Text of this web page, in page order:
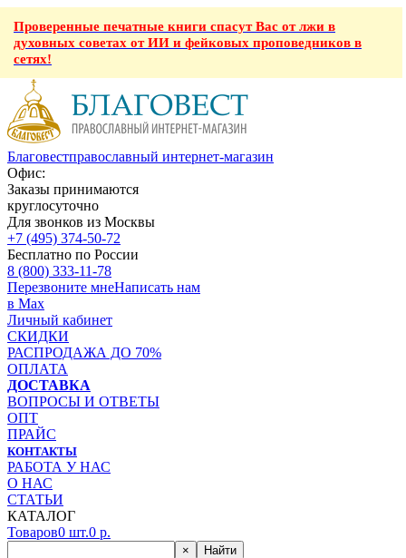
Проверенные печатные книги спасут Вас от лжи в
духовных советах от ИИ и фейковых проповедников в
сетях!
Благовестправославный интернет-магазин
Офис:
Заказы принимаются
круглосуточно
Для звонков из Москвы
+7 (495) 374-50-72
Бесплатно по России
8 (800) 333-11-78
Перезвоните мнеНаписать нам
в Max
Личный кабинет
СКИДКИ
РАСПРОДАЖА ДО 70%
ОПЛАТА
ДОСТАВКА
ВОПРОСЫ И ОТВЕТЫ
ОПТ
ПРАЙС
КОНТАКТЫ
РАБОТА У НАС
О НАС
СТАТЬИ
КАТАЛОГ
Товаров0 шт.0 р.
× Найти